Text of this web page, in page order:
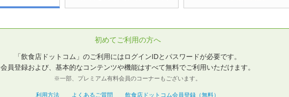
初めてご利用の方へ
「飲食店ドットコム」のご利用にはログインIDとパスワードが必要です。
会員登録および、基本的なコンテンツや機能はすべて無料でご利用いただけます。
※一部、プレミアム有料会員のコーナーもございます。
利用方法 よくあるご質問 飲食店ドットコム会員登録（無料）